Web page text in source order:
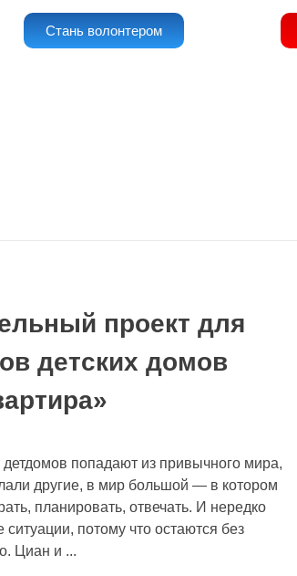
Стань волонтером
проект для
детских домов
детдомов попадают из привычного мира,
другие, в мир большой — в котором
планировать, отвечать. И нередко
потому что остаются без
Циан и ...